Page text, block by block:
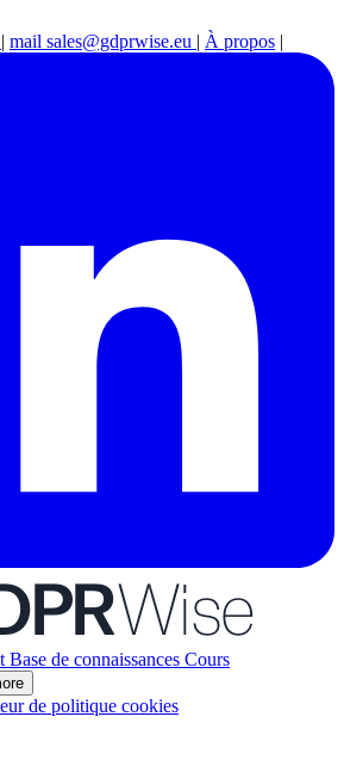
| mail sales@gdprwise.eu | À propos |
Base de connaissances Cours
de politique cookies